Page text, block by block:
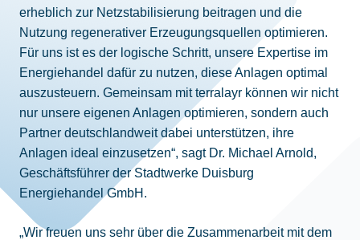
erheblich zur Netzstabilisierung beitragen und die
Nutzung regenerativer Erzeugungsquellen optimieren.
Für uns ist es der logische Schritt, unsere Expertise im
Energiehandel dafür zu nutzen, diese Anlagen optimal
auszusteuern. Gemeinsam mit terralayr können wir nicht
nur unsere eigenen Anlagen optimieren, sondern auch
Partner deutschlandweit dabei unterstützen, ihre
Anlagen ideal einzusetzen“, sagt Dr. Michael Arnold,
Geschäftsführer der Stadtwerke Duisburg
Energiehandel GmbH.
„Wir freuen uns sehr über die Zusammenarbeit mit dem